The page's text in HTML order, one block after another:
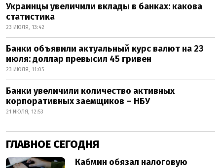
Украинцы увеличили вклады в банках: какова
статистика
23 ИЮЛЯ, 13:42
Банки объявили актуальный курс валют на 23
июля: доллар превысил 45 гривен
23 ИЮЛЯ, 11:05
Банки увеличили количество активных
корпоративных заемщиков – НБУ
21 ИЮЛЯ, 12:53
ГЛАВНОЕ СЕГОДНЯ
Кабмин обязал налоговую